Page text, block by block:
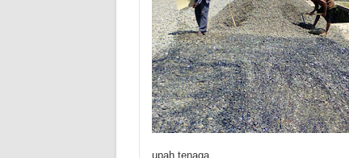
upah tenaga.